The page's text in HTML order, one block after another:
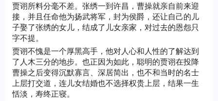
贾诩所料分毫不差。张绣一到许昌，曹操就亲自前来迎
接，并且任命他为扬武将军，封为侯爵，还让自己的儿
子娶了张绣的女儿，结成了儿女亲家，对过去的恩怨只
字不提。
贾诩不愧是一个厚黑高手，他对人心和人性的了解达到
了人木三分的地步。也正因为如此，聪明的贾诩在投降
曹操之后变得沉默寡言、深居简出，也不和当时的名士
上层打交道，连儿女结婚也不选择权贵上层，结果一生
恬淡，寿终正寝。